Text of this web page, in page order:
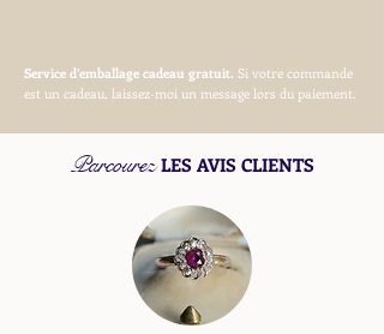
Service d’emballage cadeau gratuit. Si votre commande
est un cadeau, laissez-moi un message lors du paiement.
Parcourez LES AVIS CLIENTS